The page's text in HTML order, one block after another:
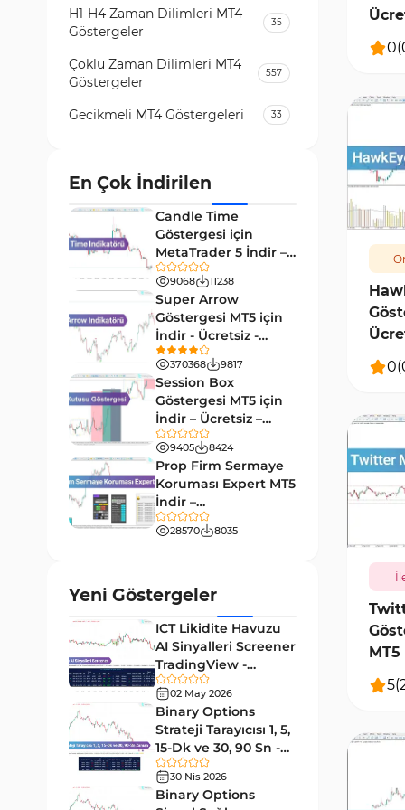
0(
0(
5(
H1-H4 Zaman Dilimleri MT4
Göstergeler
35
Çoklu Zaman Dilimleri MT4
Göstergeler
557
Gecikmeli MT4 Göstergeleri 33
Kripto MT4 Göstergeleri
Vadeli İşlem Piyasası MT4
Göstergeleri
Emtia Piyasası MT4
Göstergeleri
MetaTrader 4 için Volume
Profile Göstergeleri
2
KillZones MT4 Göstergeleri
Elliott Dalga Teorisi MT4
Göstergeleri
9
Giriş ve Çıkış MT4 Göstergeleri
Grafik ve Klasik MT4
Göstergeleri
48
Momentum MT4 Göstergeleri
Göstergeleri
Forward Piyasası MT4
Göstergeleri
Döngüler MT4 Göstergeleri
Arz ve Talep MT4 Göstergeleri
Kırılma MT4 Göstergeleri 95
Likidite MT4 Göstergeleri
En Çok İndirilen
Candle Time
Göstergesi için
MetaTrader 5 İndir –
[TradingFinder]
9068 11238
Super Arrow
Göstergesi MT5 için
İndir - Ücretsiz -
[Trading Finder]
370368 9817
Session Box
Göstergesi MT5 için
İndir – Ücretsiz –
TradingFinder
9405 8424
Prop Firm Sermaye
Koruması Expert MT5
İndir –
[TradingFinder]
28570 8035
Yeni Göstergeler
ICT Likidite Havuzu
AI Sinyalleri Screener
TradingView -
[TradingFinder]
Ücretsiz
02 May 2026
Binary Options
Strateji Tarayıcısı 1, 5,
15-Dk ve 30, 90 Sn -
[TradingFinder]
30 Nis 2026
Binary Options